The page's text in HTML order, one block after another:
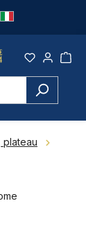
plateau